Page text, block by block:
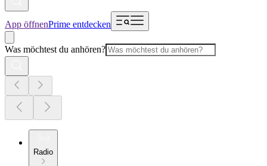
App öffnenPrime entdecken
Was möchtest du anhören?
Radio